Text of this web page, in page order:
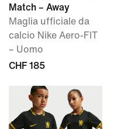
Match – Away
Maglia ufficiale da
calcio Nike Aero-FIT
– Uomo
CHF 185